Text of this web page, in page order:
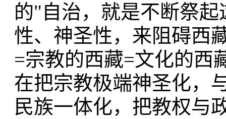
的"自治，就是不断祭
性、神圣性，来阻碍西
=宗教的西藏=文化的西
在把宗教极端神圣化，
民族一体化，把教权与